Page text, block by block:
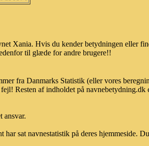
Xania. Hvis du kender betydningen eller
til glæde for andre brugere!!
fra Danmarks Statistik (eller vores
Resten af indholdet på
ansvar.
sat navnestatistik på deres hjemmeside.